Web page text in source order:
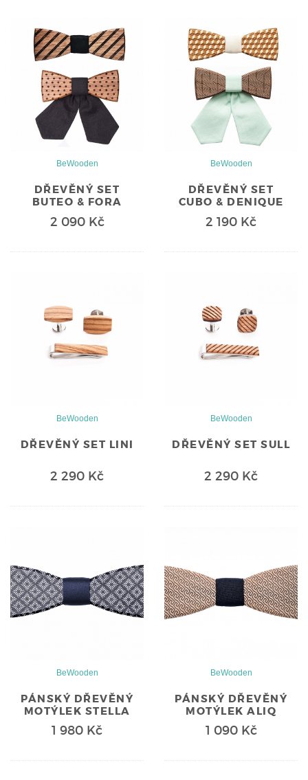
BeWooden
DŘEVĚNÝ SET
BUTEO & FORA
2 090 Kč
BeWooden
DŘEVĚNÝ SET
CUBO & DENIQUE
2 190 Kč
BeWooden
DŘEVĚNÝ SET LINI
2 290 Kč
BeWooden
DŘEVĚNÝ SET SULL
2 290 Kč
BeWooden
PÁNSKÝ DŘEVĚNÝ
MOTÝLEK STELLA
1 980 Kč
BeWooden
PÁNSKÝ DŘEVĚNÝ
MOTÝLEK ALIQ
1 090 Kč